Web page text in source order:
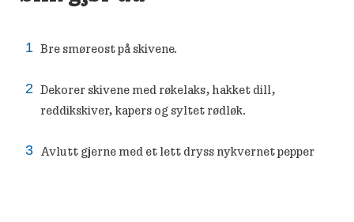
Bre smøreost på skivene.
Dekorer skivene med røkelaks, hakket dill,
reddikskiver, kapers og syltet rødløk.
Avlutt gjerne med et lett dryss nykvernet pepper